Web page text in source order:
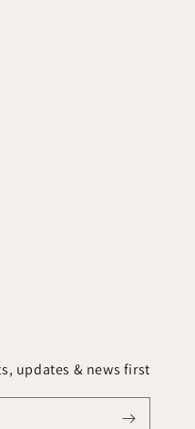
updates & news first